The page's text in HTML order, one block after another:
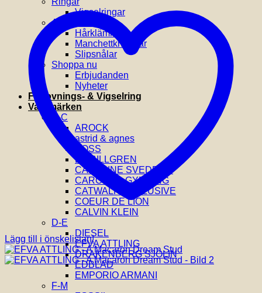
Vigselringar
Accessoarer
Hårklämmor
Manchettknappar
Slipsnålar
Shoppa nu
Erbjudanden
Nyheter
Förlovnings- & Vigselring
Varumärken
A-C
AROCK
astrid & agnes
BOSS
BY BILLGREN
CAROLINE SVEDBOM
CAROLINA GYNNING
CATWALK EXCLUSIVE
COEUR DE LION
CALVIN KLEIN
D-E
DIESEL
EFVA ATTLING
DRAKENBERG SJÖLIN
EDBLAD
EMPORIO ARMANI
F-M
Lägg till i önskelistan!